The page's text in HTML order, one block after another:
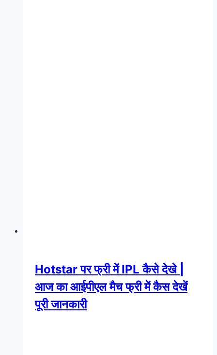
Hotstar पर फ्री में IPL कैसे देखे |
आज का आईपीएल मैच फ्री में कैस देखें
पूरी जानकारी